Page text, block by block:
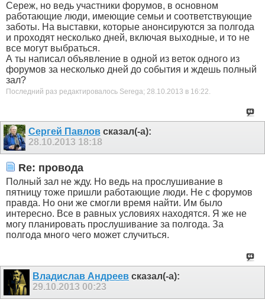
Сереж, но ведь участники форумов, в основном
работающие люди, имеющие семьи и соответствующие
заботы. На выставки, которые анонсируются за полгода
и проходят несколько дней, включая выходные, и то не
все могут выбраться.
А ты написал объявление в одной из веток одного из
форумов за несколько дней до события и ждешь полный
зал?
Последний раз редактировалось Serega; 28.10.2013 в 16:22.
Сергей Павловсказал(-а):
28.10.2013 18:18
Re: провода
Полный зал не жду. Но ведь на прослушивание в
пятницу тоже пришли работающие люди. Не с форумов
правда. Но они же смогли время найти. Им было
интересно. Все в равных условиях находятся. Я же не
могу планировать прослушивание за полгода. За
полгода много чего может случиться.
Владислав Андреев сказал(-а):
29.10.2013 00:23